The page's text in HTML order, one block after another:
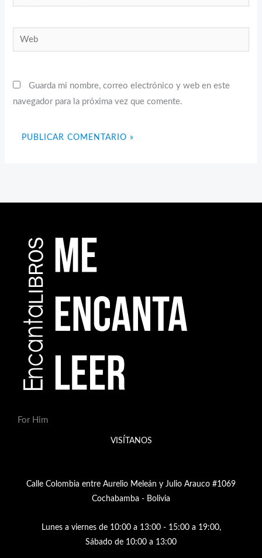
electrónico*
Web
Guarda mi nombre, correo electrónico y web en este
navegador para la próxima vez que comente.
For Him
VISÍTANOS
Calle Colombia entre Aurelio Meleán y Julio Arauco #1069
Cochabamba - Bolivia
Lunes a viernes de 10:00 a 13:00 - 15:00 a 19:00,
Sábado de 10:00 a 13:00